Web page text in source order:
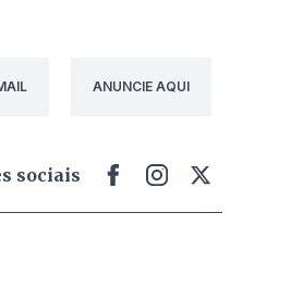
ANUNCIE AQUI
sociais